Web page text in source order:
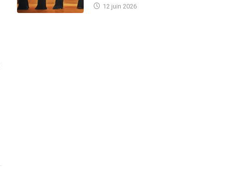
12 juin 2026